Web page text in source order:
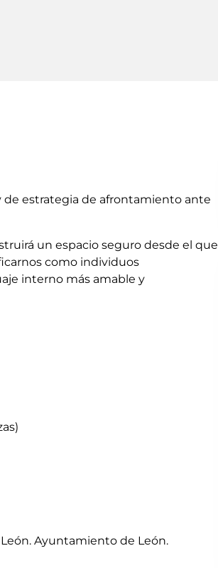
de estrategia de afrontamiento ante
un espacio seguro desde el que
como individuos
interno más amable y
Ayuntamiento de León.